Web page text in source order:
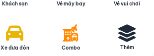
Khách sạn Vé máy bay Vé vui chơi
Xe đưa đón Combo Thêm